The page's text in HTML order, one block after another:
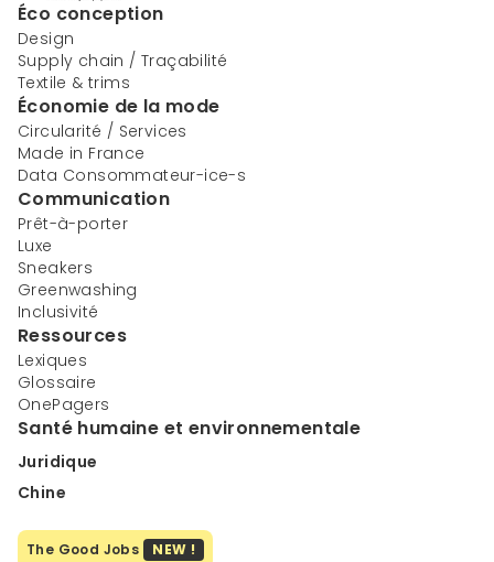
Éco conception
Design
Supply chain / Traçabilité
Textile & trims
Économie de la mode
Circularité / Services
Made in France
Data Consommateur-ice-s
Communication
Prêt-à-porter
Luxe
Sneakers
Greenwashing
Inclusivité
Ressources
Lexiques
Glossaire
OnePagers
Santé humaine et environnementale
Juridique
Chine
The Good Jobs NEW !